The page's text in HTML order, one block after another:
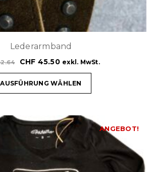
Lederarmband
CHF 45.50 exkl. MwSt.
AUSFÜHRUNG WÄHLEN
ANGEBOT!